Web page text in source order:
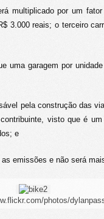
multiplicado por um
3.000 reais; o terceiro
uma garagem por
pela construção das
visto que é
e
emissões e não será
photos/